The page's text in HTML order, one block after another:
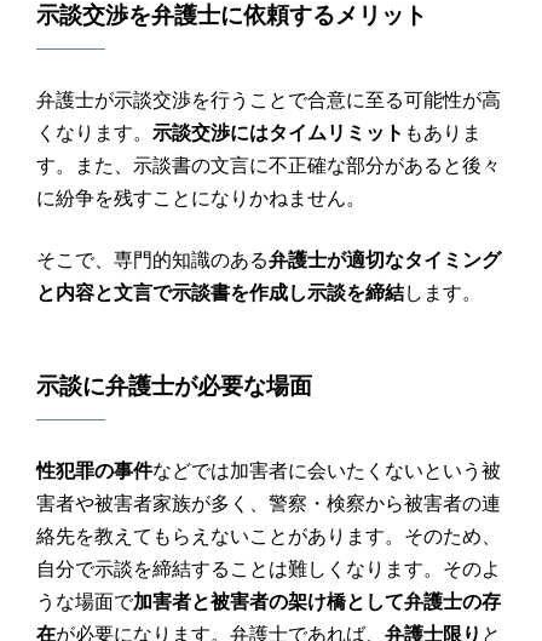
示談交渉を弁護士に依頼するメリット
弁護士が示談交渉を行うことで合意に至る可能性が高
くなります。 示談交渉にはタイムリミット もありま
す。また、示談書の文言に不正確な部分があると後々
に紛争を残すことになりかねません。
そこで、専門的知識のある弁護士が適切なタイミング
と内容と文言で示談書を作成し示談を締結します。
示談に弁護士が必要な場面
性犯罪の事件などでは加害者に会いたくないという被
害者や被害者家族が多く、警察・検察から被害者の連
絡先を教えてもらえないことがあります。そのため、
自分で示談を締結することは難しくなります。そのよ
うな場面で加害者と被害者の架け橋として弁護士の存
在が必要になります。弁護士であれば、 弁護士限り と